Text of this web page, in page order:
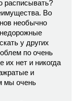
расписывать?
Во
необычно
у других
по очень
их нет и никогда
и
мы очень